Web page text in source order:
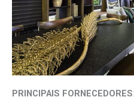
PRINCIPAIS FORNECEDORES: